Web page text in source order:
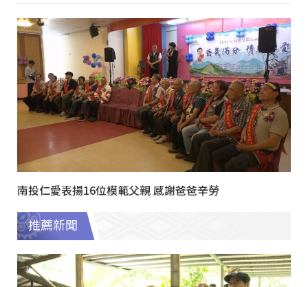
南投仁愛表揚16位模範父親 感謝爸爸辛勞
推薦新聞